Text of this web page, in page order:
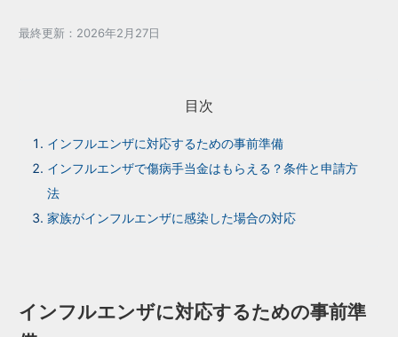
最終更新：2026年2月27日
目次
インフルエンザに対応するための事前準備
インフルエンザで傷病手当金はもらえる？条件と申請方
法
家族がインフルエンザに感染した場合の対応
インフルエンザに対応するための事前準